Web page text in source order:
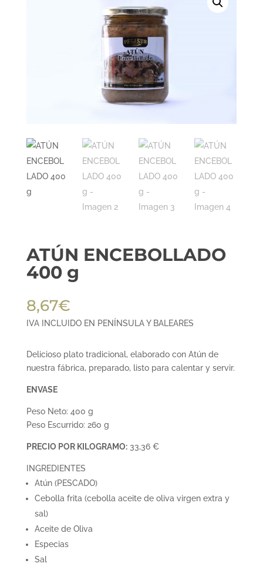
ATÚN ENCEBOLLADO
400 g
8,67€
IVA INCLUIDO EN PENÍNSULA Y BALEARES
Delicioso plato tradicional, elaborado con Atún de
nuestra fábrica, preparado, listo para calentar y servir.
ENVASE
Peso Neto: 400 g
Peso Escurrido: 260 g
PRECIO POR KILOGRAMO:33,36 €
INGREDIENTES
Atún (PESCADO)
Cebolla frita (cebolla aceite de oliva virgen extra y
sal)
Aceite de Oliva
Especias
Sal